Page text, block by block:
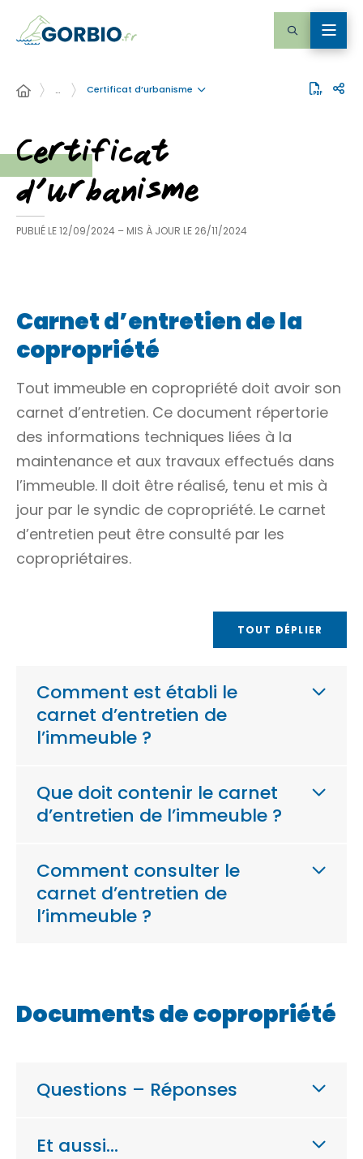
… Certificat d’urbanisme
Certificat
d’urbanisme
PUBLIÉ LE12/09/2024 – MIS À JOUR LE 26/11/2024
Carnet d’entretien de la
copropriété
Tout immeuble en copropriété doit avoir son
carnet d’entretien. Ce document répertorie
des informations techniques liées à la
maintenance et aux travaux effectués dans
l’immeuble. Il doit être réalisé, tenu et mis à
jour par le syndic de copropriété. Le carnet
d’entretien peut être consulté par les
copropriétaires.
TOUT DÉPLIER
Comment est établi le
carnet d’entretien de
l’immeuble ?
Que doit contenir le carnet
d’entretien de l’immeuble ?
Comment consulter le
carnet d’entretien de
l’immeuble ?
Documents de copropriété
Questions – Réponses
Et aussi…